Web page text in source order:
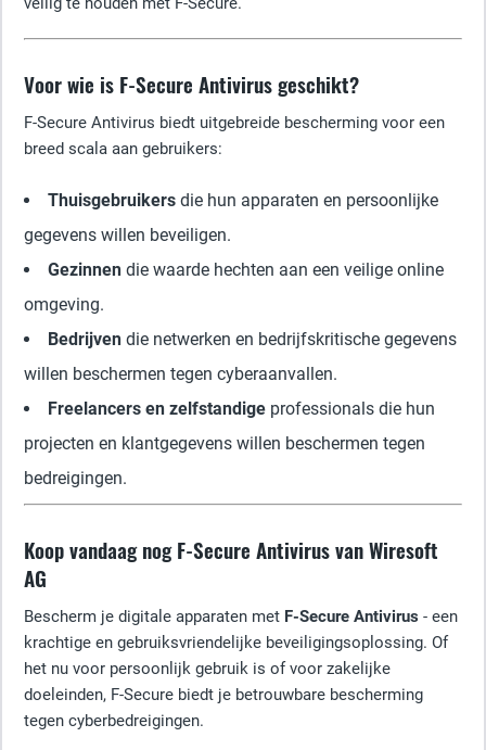
Voor wie is F-Secure Antivirus geschikt?
F-Secure Antivirus biedt uitgebreide bescherming voor een
breed scala aan gebruikers:
Thuisgebruikers die hun apparaten en persoonlijke
gegevens willen beveiligen.
Gezinnen die waarde hechten aan een veilige online
omgeving.
Bedrijven die netwerken en bedrijfskritische gegevens
willen beschermen tegen cyberaanvallen.
Freelancers en zelfstandige professionals die hun
projecten en klantgegevens willen beschermen tegen
bedreigingen.
Koop vandaag nog F-Secure Antivirus van Wiresoft
AG
Bescherm je digitale apparaten met F-Secure Antivirus - een
krachtige en gebruiksvriendelijke beveiligingsoplossing. Of
het nu voor persoonlijk gebruik is of voor zakelijke
doeleinden, F-Secure biedt je betrouwbare bescherming
tegen cyberbedreigingen.